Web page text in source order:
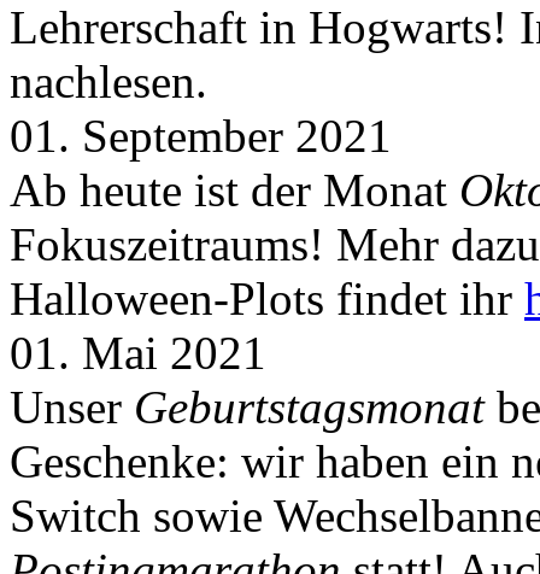
Lehrerschaft in Hogwarts!
nachlesen.
01. September 2021
Ab heute ist der Monat
Fokuszeitraums! Mehr
Halloween-Plots findet ihr
01. Mai 2021
Unser Geburtstagsmonat
Geschenke: wir haben ein
Switch sowie